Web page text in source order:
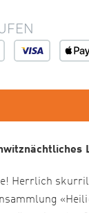
Herrlich